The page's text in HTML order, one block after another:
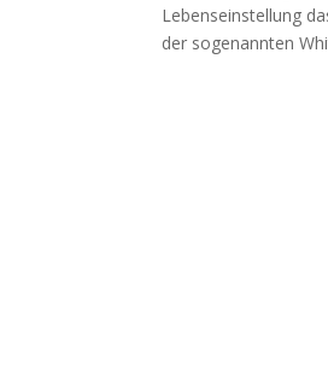
Lebenseinstellung
der sogenannten